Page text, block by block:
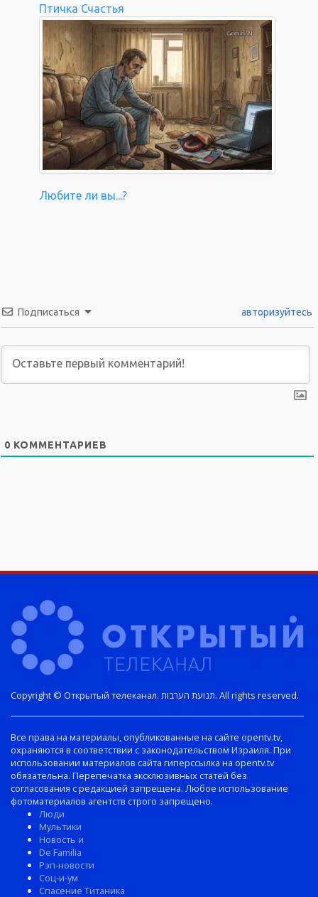
Птичка Счастья
Любите ли вы...?
Подписаться авторизуйтесь
0 КОММЕНТАРИЕВ
Copyright © Открытый телеканал. תנועת הערבות. All rights reserved.
Все права на материалы, опубликованные на сайте opentv.tv,
охраняются в соответствии с законодательством Израиля. При
использовании материалов сайта гиперссылка на opentv.tv
обязательна. Перепечатка эксклюзивных статей без
согласования с редакцией запрещена. Любое использование
фотоматериалов агентств строго запрещено.
Люди
Мультики
Новость и
De Familia
Рэп-новости
Соц-и-ум
Спасение Титаника